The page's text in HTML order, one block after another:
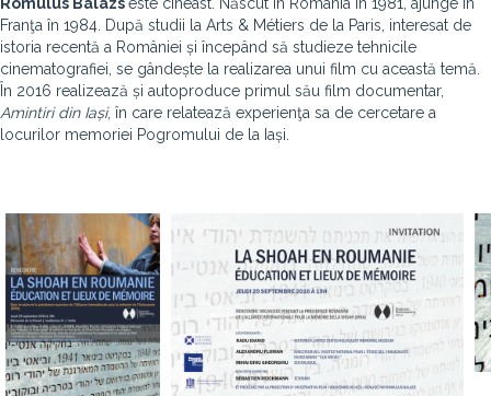
Franţa în 1984. După studii la Arts & Métiers de la Paris, interesat de
istoria recentă a României și începând să studieze tehnicile
cinematografiei, se gândește la realizarea unui film cu această temă.
În 2016 realizează și autoproduce primul său film documentar,
Amintiri din Iași, în care relatează experienţa sa de cercetare a
locurilor memoriei Pogromului de la Iași.